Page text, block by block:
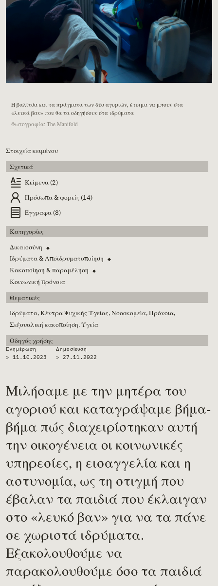
Ενημέρωση
> 11.10.2023
Δημοσίευση
> 27.11.2022
Στοιχεία κειμένου
Σχετικά
Κείμενα (2)
Πρόσωπα & φορείς (14)
Έγγραφα (8)
Κατηγορίες
Δικαιοσύνη
◆
Ιδρύματα & Αποϊδρυματοποίηση ◆
Κακοποίηση & παραμέληση ◆
Κοινωνική πρόνοια
Θεματικές
Ιδρύματα,Κέντρα Ψυχικής Υγείας,Νοσοκομεία,Πρόνοια,
Σεξουαλική κακοποίηση,Υγεία
Οδηγός χρήσης
Η βαλίτσα και τα πράγματα των δύο αγοριών, έτοιμα να μπουν στα
«λευκά βαν» που θα τα οδηγήσουν στα ιδρύματα
Φωτογραφία: The Manifold
Μιλήσαμε με την μητέρα του
αγοριού και καταγράψαμε βήμα-
βήμα πώς διαχειρίστηκαν αυτή
την οικογένεια οι κοινωνικές
υπηρεσίες, η εισαγγελία και η
αστυνομία, ως τη στιγμή που
έβαλαν τα παιδιά που έκλαιγαν
στο «λευκό βαν» για να τα πάνε
σε χωριστά ιδρύματα.
Εξακολουθούμε να
παρακολουθούμε όσο τα παιδιά